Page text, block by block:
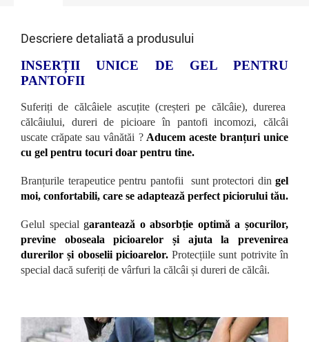
Descriere detaliată a produsului
INSERȚII UNICE DE GEL PENTRU
PANTOFII
Suferiți de călcâiele ascuțite (creșteri pe călcâie), durerea
călcâiului, dureri de picioare în pantofi incomozi, călcâi
uscate crăpate sau vânătăi ?Aducem aceste branțuri unice
cu gel pentru tocuri doar pentru tine.
Branțurile terapeutice pentru pantofii sunt protectori din gel
moi, confortabili, care se adaptează perfect piciorului tău.
Gelul special garantează o absorbție optimă a șocurilor,
previne oboseala picioarelor și ajuta la prevenirea
durerilor și oboselii picioarelor.Protecțiile sunt potrivite în
special dacă suferiți de vârfuri la călcâi și dureri de călcâi.